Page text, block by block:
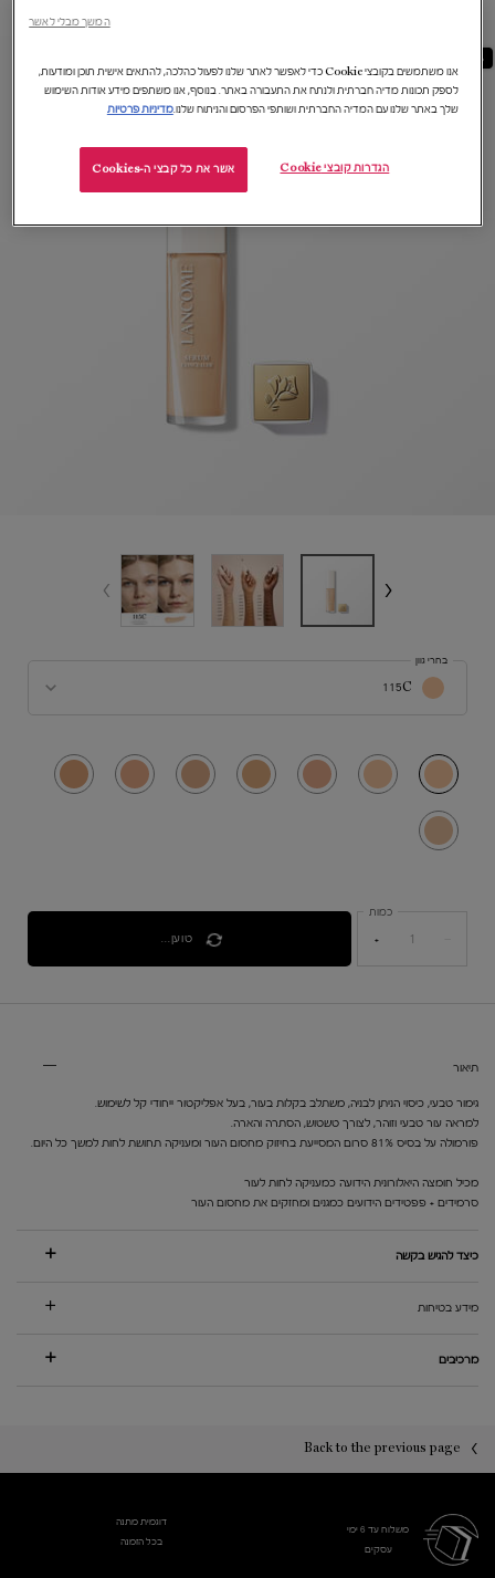
18%-
בחרי צבע עבור TEINT IDÔLE ULTRA WEAR CARE & GLOW SERUM CONCEALER - טיינט אידול סרום קונסילר
115C
בחרי גוון
נבחר
115C, 1 of 8נבחר
125W, 2 of 8נבחר
220C, 3 of 8נבחר
230W, 4 of 8נבחר
305N, 5 of 8נבחר
310N, 6 of 8נבחר
400W, 7 of 8
נבחר
105W, 8 of 8
כמות
+ טוען...
תיאור
גימור טבעי, כיסוי הניתן לבניה, משתלב בקלות בעור, בעל אפליקטור ייחודי קל לשימוש.
למראה עור טבעי וזוהר, לצורך טשטוש, הסתרה והארה.
פורמולה על בסיס 81% סרום המסייעת בחיזוק מחסום העור ומעניקה תחושת לחות למשך כל היום.
מכיל חומצה היאלורונית הידועה כמעניקה לחות לעור
סרמידים + פפטידים הידועים כמגנים ומחזקים את מחסום העור
כיצד להגיש בקשה
מידע בטיחות
מרכיבים
Back to the previous page
משלוח עד 6 ימי
עסקים​
דוגמית מתנה
בכל הזמנה
אנו משתמשים בקובצי Cookie כדי לאפשר לאתר שלנו לפעול כהלכה, להתאים אישית תוכן ומודעות,
לספק תכונות מדיה חברתית ולנתח את התעבורה באתר. בנוסף, אנו משתפים מידע אודות השימוש
שלך באתר שלנו עם המדיה החברתית ושותפי הפרסום והניתוח שלנו.מדיניות פרטיות
הגדרות קובצי Cookie אשר את כל קבצי ה-Cookies
המשך מבלי לאשר